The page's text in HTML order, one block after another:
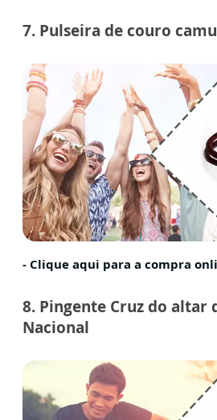
7. Pulseira de couro
- Clique aqui para a compra
8. Pingente Cruz do altar
Nacional